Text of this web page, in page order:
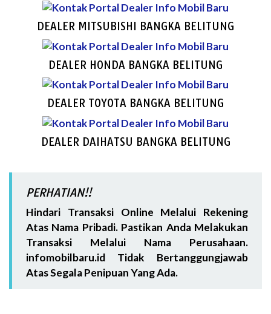
DEALER MITSUBISHI BANGKA BELITUNG
DEALER HONDA BANGKA BELITUNG
DEALER TOYOTA BANGKA BELITUNG
DEALER DAIHATSU BANGKA BELITUNG
PERHATIAN!!
Hindari Transaksi Online Melalui Rekening
Atas Nama Pribadi. Pastikan Anda Melakukan
Transaksi Melalui Nama Perusahaan.
infomobilbaru.id Tidak Bertanggungjawab
Atas Segala Penipuan Yang Ada.